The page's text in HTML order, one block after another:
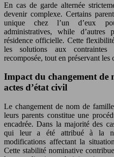
En cas de garde alternée
devenir complexe. Certains
unique chez l’un d’eux
administratives, while d’autres
résidence officielle. Cette
les solutions aux
recomposée, tout en préservant
Impact du changement de
actes d’état civil
Le changement de nom de
leurs parents constitue une
encadrée. Dans la majorité des
qui leur a été attribué à la
modifications affectant la
Cette stabilité nominative